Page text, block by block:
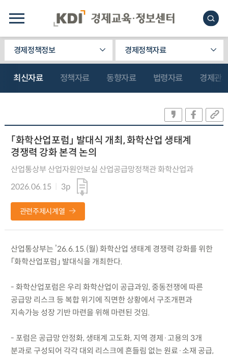
경제정책정보 경제정책자료
최신자료 정책자료 동향자료 법령자료 경제관
「화학산업포럼」 발대식 개최, 화학산업 생태계
경쟁력 강화 본격 논의
산업통상부 산업자원안보실 산업공급망정책관 화학산업과
2026.06.15
3p
관련주제시계열
산업통상부는 ’26.6.15.(월) 화학산업 생태계 경쟁력 강화를 위한
「화학산업포럼」 발대식을 개최한다.
- 화학산업포럼은 우리 화학산업이 공급과잉, 중동전쟁에 따른
공급망 리스크 등 복합 위기에 직면한 상황에서 구조개편과
지속가능 성장 기반 마련을 위해 마련된 것임.
- 포럼은 공급망 안정화, 생태계 고도화, 지역 경제·고용의 3개
분과로 구성되어 각각 대외 리스크에 흔들림 없는 원료·소재 공급,